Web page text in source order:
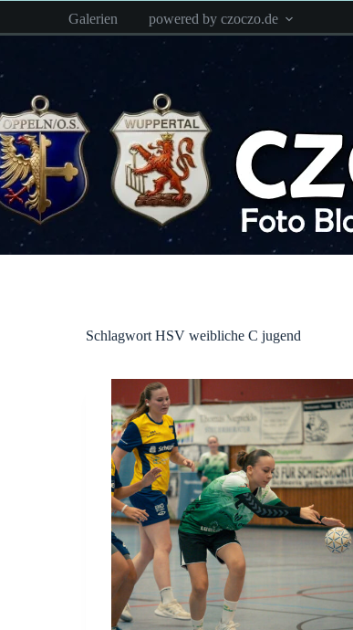
springen
Galerien powered by czoczo.de
SchlagwortHSV weibliche C jugend